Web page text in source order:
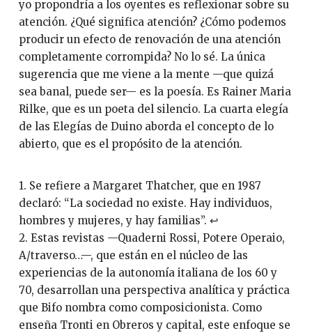
yo propondría a los oyentes es reflexionar sobre su
atención. ¿Qué significa atención? ¿Cómo podemos
producir un efecto de renovación de una atención
completamente corrompida? No lo sé. La única
sugerencia que me viene a la mente —que quizá
sea banal, puede ser— es la poesía. Es Rainer Maria
Rilke, que es un poeta del silencio. La cuarta elegía
de las Elegías de Duino aborda el concepto de lo
abierto, que es el propósito de la atención.
1. Se refiere a Margaret Thatcher, que en 1987
declaró: “La sociedad no existe. Hay individuos,
hombres y mujeres, y hay familias”. ↩︎
2. Estas revistas —Quaderni Rossi, Potere Operaio,
A/traverso…—, que están en el núcleo de las
experiencias de la autonomía italiana de los 60 y
70, desarrollan una perspectiva analítica y práctica
que Bifo nombra como composicionista. Como
enseña Tronti en Obreros y capital, este enfoque se